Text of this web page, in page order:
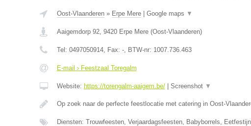
Oost-Vlaanderen» Erpe Mere| Google maps ▼
Aaigemdorp 92, 9420 Erpe Mere(Oost-Vlaanderen)
Tel: 0497050914, Fax: -, BTW-nr: 1007.736.463
E-mail › Feestzaal Toregalm
Website: https://torengalm-aaigem.be/| Screenshot ▼
Op zoek naar de perfecte feestlocatie met catering in Oost-
Diensten: Trouwfeesten, Verjaardagsfeesten, Babyborrels,